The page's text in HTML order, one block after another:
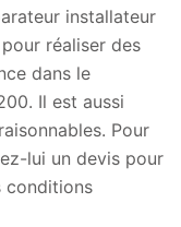
installateur
réaliser des
dans le
Il est aussi
Pour
lui un devis pour
conditions